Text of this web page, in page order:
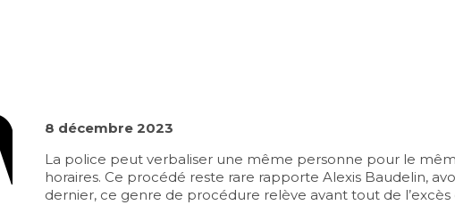
8 décembre 2023
La police peut verbaliser une même personne pour le
horaires. Ce procédé reste rare rapporte Alexis Baudelin,
dernier, ce genre de procédure relève avant tout de